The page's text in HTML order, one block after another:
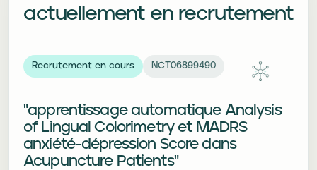
actuellement en recrutement
Recrutement en cours NCT06899490
"apprentissage automatique Analysis
of Lingual Colorimetry et MADRS
anxiété-dépression Score dans
Acupuncture Patients"